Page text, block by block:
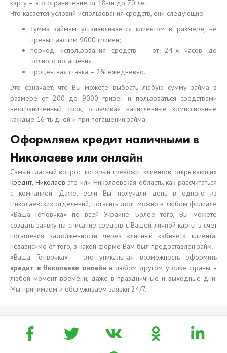
карту – это ограничение от 18-ти до 70 лет.
Что касается условий использования средств, они следующие:
сумма займам устанавливается клиентом в размере, не
превышающим 9000 гривен;
период использования средств – от 24-х часов до
полного погашения;
процентная ставка – 2% ежедневно.
Это означает, что Вы можете выбрать любую сумму займа в
размере от 200 до 9000 гривен и пользоваться средствами
неограниченный срок, оплачивая начисленные комиссионные
каждые 16-ть дней и при погашении займа.
Оформляем кредит наличными в
Николаеве или онлайн
Самый гласный вопрос, который тревожит клиентов, открывающих
кредит, Николаев это или Николаевская область, как рассчитаться
с компанией. Даже, если Вы получали день в одного из
Николаевских отделений, погасить долг можно в любом филиале
«Ваша Готіовчка» по всей Украине. Более того, Вы можете
создать заявку на списание средств с Вашей личной карты в счет
погашения задолженности через «личный кабинет» клиента,
независимо от того, в какой форме Вам был предоставлен займ.
«Ваша Готівочка» – это уникальная возможность оформить
кредит в Николаеве онлайн и любом другом уголке страны в
любой момент времени, даже в праздничные и выходные дни.
Мы принимаем и обслуживаем заявки 24/7.